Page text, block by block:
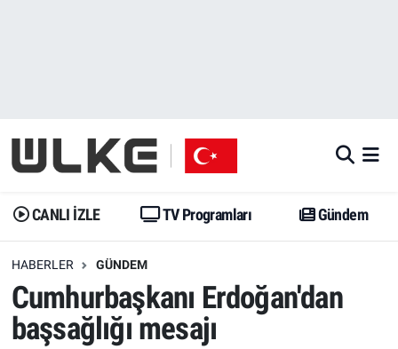
CANLI İZLE TV Programları Gündem
HABERLER GÜNDEM
Cumhurbaşkanı Erdoğan'dan
başsağlığı mesajı
Gündem
Dünya
Erişim Bilgileri
Ekonomi
Gündem
Trend
Erişim Bilgileri
Spor
İstanbul Namaz Vakitleri
Trafik Durumu
Erişim Bilgileri
Tüm Manşetler